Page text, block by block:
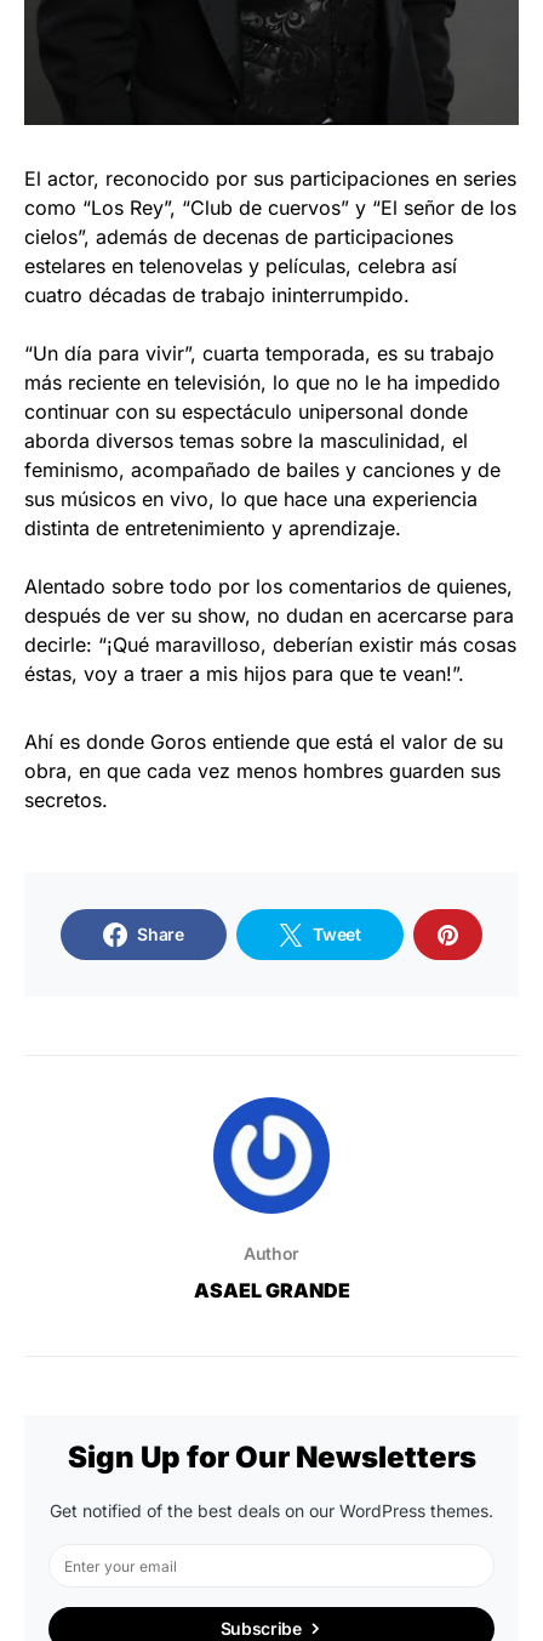
El actor, reconocido por sus participaciones en series
como “Los Rey”, “Club de cuervos” y “El señor de los
cielos”, además de decenas de participaciones
estelares en telenovelas y películas, celebra así
cuatro décadas de trabajo ininterrumpido.
“Un día para vivir”, cuarta temporada, es su trabajo
más reciente en televisión, lo que no le ha impedido
continuar con su espectáculo unipersonal donde
aborda diversos temas sobre la masculinidad, el
feminismo, acompañado de bailes y canciones y de
sus músicos en vivo, lo que hace una experiencia
distinta de entretenimiento y aprendizaje.
Alentado sobre todo por los comentarios de quienes,
después de ver su show, no dudan en acercarse para
decirle: “¡Qué maravilloso, deberían existir más cosas
éstas, voy a traer a mis hijos para que te vean!”.
Ahí es donde Goros entiende que está el valor de su
obra, en que cada vez menos hombres guarden sus
secretos.
Share Tweet
Author
ASAEL GRANDE
Sign Up for Our Newsletters
Get notified of the best deals on our WordPress themes.
Subscribe